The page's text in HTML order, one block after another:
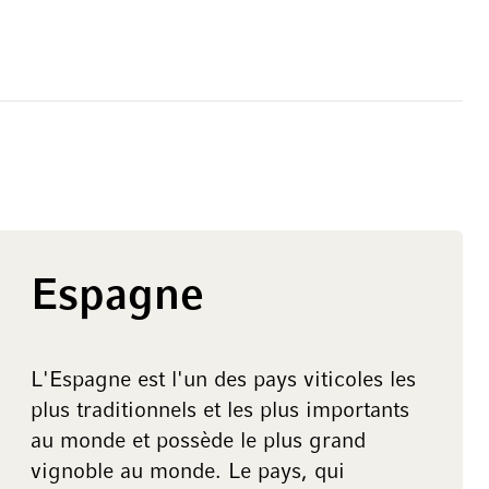
Espagne
L'Espagne est l'un des pays viticoles les
plus traditionnels et les plus importants
au monde et possède le plus grand
vignoble au monde. Le pays, qui